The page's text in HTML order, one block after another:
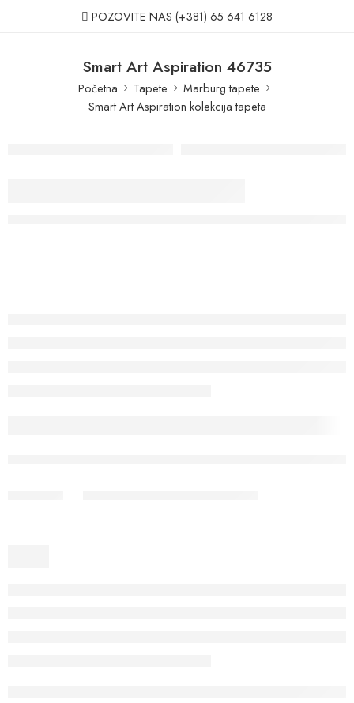
POZOVITE NAS (+381) 65 641 6128
Smart Art Aspiration 46735
Početna Tapete
Marburg tapete
Smart Art Aspiration kolekcija tapeta